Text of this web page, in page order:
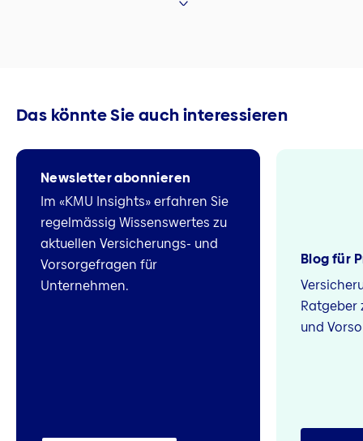
Das könnte Sie auch interessieren
Newsletter abonnieren
Im «KMU Insights» erfahren Sie
regelmässig Wissenswertes zu
aktuellen Versicherungs- und
Vorsorgefragen für
Unternehmen.
Blog für
Ratgeber
und